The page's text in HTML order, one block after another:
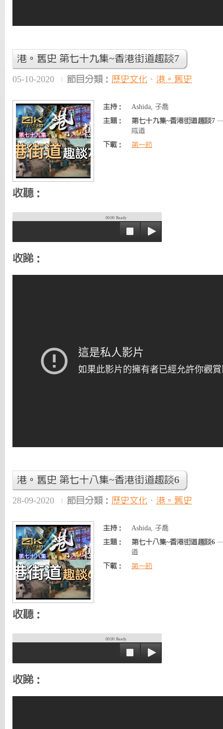
港。舊史 第七十九集~香港街道趣談7
05-10-2020 節目分類： 歷史文化 、 港。舊史
主持：
Ashida, 子喬
主題：
第七十九集~香港街道趣談7 —
咸道
下載：
第一節
收聽：
00:00 Ready
收睇：
港。舊史 第七十八集~香港街道趣談6
28-09-2020 節目分類： 歷史文化 、 港。舊史
主持：
Ashida, 子喬
主題：
第七十八集~香港街道趣談6 —
道
下載：
第一節
收聽：
00:00 Ready
收睇：